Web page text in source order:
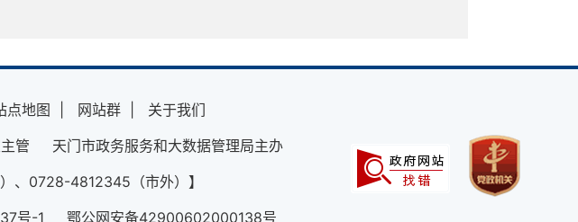
点地图 网站群
关于我们
管 天门市政务服务和大数据管理局主办
、0728-4812345（市外）】
号-1 鄂公网安备42900602000138号